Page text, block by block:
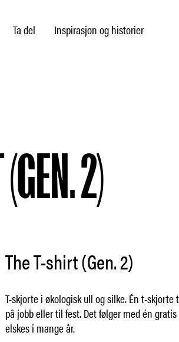
Ta del Inspirasjon og historier
2)
The T-shirt (Gen. 2)
T-skjorte i økologisk ull og silke. Én t-
på jobb eller til fest. Det følger med én
elskes i mange år.